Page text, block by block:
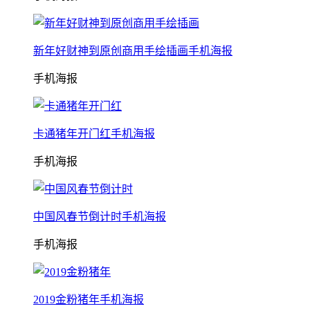
新年好财神到原创商用手绘插画手机海报
手机海报
卡通猪年开门红手机海报
手机海报
中国风春节倒计时手机海报
手机海报
2019金粉猪年手机海报